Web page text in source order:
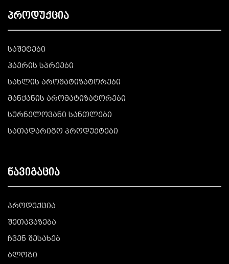
პროდუქცია
საშეტები
ჰაერის სპრეები
სახლის არომატიზატორები
მანქანის არომატიზატორები
სურნელოვანი სანთლები
სათადარიგო პროდუქტები
ნავიგაცია
პროდუქცია
შეთავაზება
ჩვენ შესახებ
ბლოგი